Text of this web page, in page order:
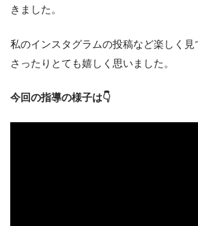
きました。
私のインスタグラムの投稿など楽しく
さったりとても嬉しく思いました。
今回の指導の様子は👇